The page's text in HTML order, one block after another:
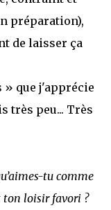
préparation),
de laisser ça
» que j'apprécie
très peu... Très
tu comme
ton loisir favori ?